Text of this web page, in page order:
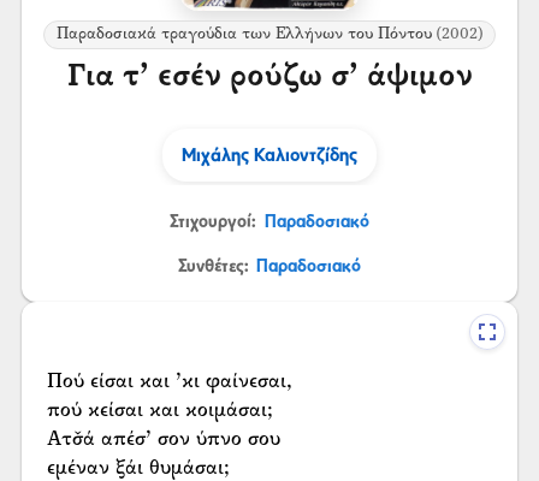
Παραδοσιακά τραγούδια των Ελλήνων του Πόντου(2002)
Για τ’ εσέν ρούζω σ’ άψιμον
Μιχάλης Καλιοντζίδης
Στιχουργοί: Παραδοσιακό
Συνθέτες: Παραδοσιακό
Πού είσαι και ’κι φαίνεσαι,
πού κείσαι και κοιμάσαι;
Ατσ̌ά απέσ’ σον ύπνο σου
εμέναν ξάι θυμάσαι;